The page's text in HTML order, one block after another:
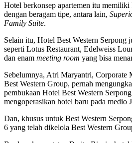
Hotel berkonsep apartemen itu memiliki
dengan beragam tipe, antara lain,
Family Suite.
Selain itu, Hotel Best Western Serpong
seperti Lotus Restaurant, Edelweiss
dan enam meeting room yang bisa
Sebelumnya, Atri Maryantri, Corporate
Best Western Group, pernah
pembukaan Hotel Best Western
mengoperasikan hotel baru pada medio
Dan, khusus untuk Best Western
6 yang telah dikelola Best Western